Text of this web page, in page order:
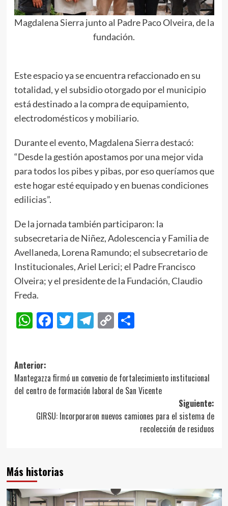
Magdalena Sierra junto al Padre Paco Olveira, de la
fundación.
Este espacio ya se encuentra refaccionado en su
totalidad, y el subsidio otorgado por el municipio
está destinado a la compra de equipamiento,
electrodomésticos y mobiliario.
Durante el evento, Magdalena Sierra destacó:
“Desde la gestión apostamos por una mejor vida
para todos los pibes y pibas, por eso queríamos que
este hogar esté equipado y en buenas condiciones
edilicias”.
De la jornada también participaron: la
subsecretaria de Niñez, Adolescencia y Familia de
Avellaneda, Lorena Ramundo; el subsecretario de
Institucionales, Ariel Lerici; el Padre Francisco
Olveira; y el presidente de la Fundación, Claudio
Freda.
WhatsApp
Facebook
Twitter
Telegram
CopyCompartir
Navegación
de
entradas
Anterior:
Mantegazza firmó un convenio de fortalecimiento institucional
del centro de formación laboral de San Vicente
Siguiente:
GIRSU: Incorporaron nuevos camiones para el sistema de
recolección de residuos
Más historias